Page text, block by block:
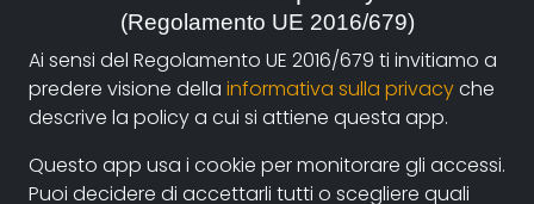
autori e i fruitori attraverso la nuova piattaforma di
streaming on-line e operazioni di partnership con sale
cinematografiche e circuiti televisivi. La collaborazione
diretta con gli autori assicurerà il continuo
ampliamento dell’archivio durante i prossimi anni
assicurando una proposta sempre più variegata e
multiculturale.
(Regolamento UE 2016/679)
Ai sensi del Regolamento UE 2016/679 ti invitiamo a
predere visione della informativa sulla privacyche
descrive la policy a cui si attiene questa app.
Questo app usa i cookie per monitorare gli accessi.
Puoi decidere di accettarli tutti o scegliere quali